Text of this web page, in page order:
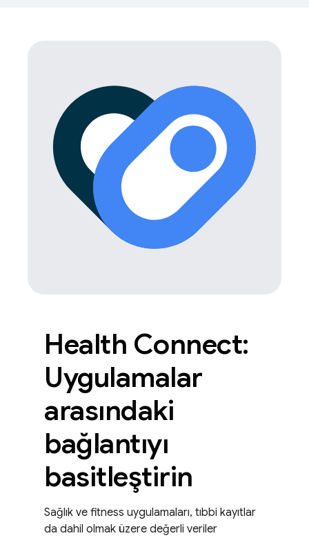
Health Connect:
Uygulamalar
arasındaki
bağlantıyı
basitleştirin
Sağlık ve fitness uygulamaları, tıbbi kayıtlar
da dahil olmak üzere değerli veriler